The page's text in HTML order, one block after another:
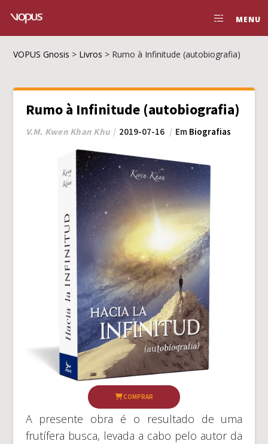
MENU
VOPUS Gnosis > Livros > Rumo à Infinitude (autobiografia)
Rumo à Infinitude (autobiografia)
V.M. Kwen Khan Khu 2019-07-16 Em Biografias
COMPRAR
A presente obra é o resultado de uma
frutífera busca, levada a cabo pelo autor da